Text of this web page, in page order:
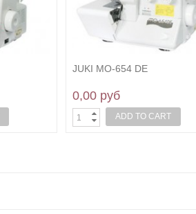
JUKI MO-654 DE
0,00 руб
ADD TO CART